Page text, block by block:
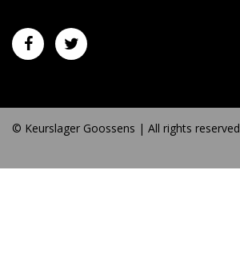
© Keurslager Goossens | All rights reserved